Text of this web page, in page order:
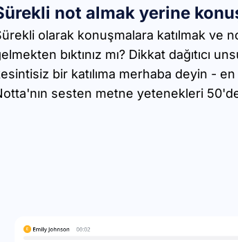
not almak yerine
olarak konuşmalara katılmak ve
bıktınız mı? Dikkat dağıtıcı
bir katılıma merhaba deyin -
sesten metne yetenekleri